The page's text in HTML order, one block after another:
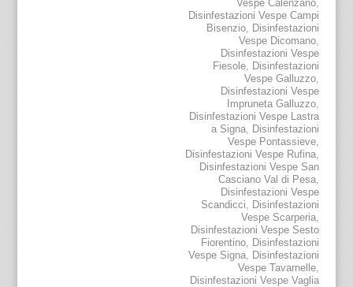
Vespe Calenzano
Disinfestazioni Vespe Campi
Bisenzio Disinfestazioni
Vespe Dicomano
Disinfestazioni Vespe
Fiesole Disinfestazioni
Vespe Galluzzo
Disinfestazioni Vespe
Impruneta Galluzzo
Disinfestazioni Vespe Lastra
a Signa Disinfestazioni
Vespe Pontassieve
Disinfestazioni Vespe Rufina
Disinfestazioni Vespe San
Casciano Val di Pesa
Disinfestazioni Vespe
Scandicci
Disinfestazioni
Vespe Scarperia
Disinfestazioni Vespe Sesto
Fiorentino Disinfestazioni
Vespe Signa Disinfestazioni
Vespe Tavarnelle
Disinfestazioni Vespe Vaglia